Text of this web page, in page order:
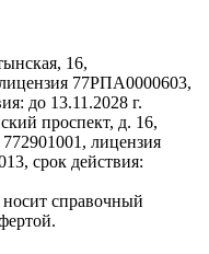
16,
77РПА0000603,
до 13.11.2028 г.
проспект, д. 16,
лицензия
срок действия:
справочный